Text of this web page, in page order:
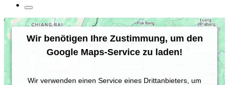
Wir benötigen Ihre Zustimmung, um den
Google Maps-Service zu laden!
Wir verwenden einen Service eines Drittanbieters, um